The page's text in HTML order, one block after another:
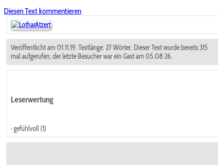
Diesen Text kommentieren
Veröffentlicht am 01.11.19. Textlänge: 27 Wörter. Dieser Text wurde bereits 315
mal aufgerufen; der letzte Besucher war ein Gast am 05.08.26.
Leserwertung
· gefühlvoll (1)